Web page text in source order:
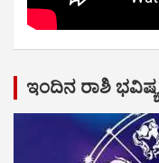
ಇಂದಿನ ರಾಶಿ ಭವಿಷ್ಯ